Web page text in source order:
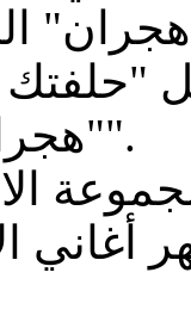
"هجران"
"حلفتك
"هجران"، و "نار الشوق".
أغاني